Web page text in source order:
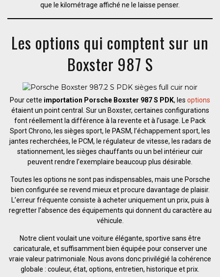
que le kilométrage affiché ne le laisse penser.
Les options qui comptent sur un
Boxster 987 S
Pour cette importation Porsche Boxster 987 S PDK, les options
étaient un point central. Sur un Boxster, certaines configurations
font réellement la différence à la revente et à l’usage. Le Pack
Sport Chrono, les sièges sport, le PASM, l’échappement sport, les
jantes recherchées, le PCM, le régulateur de vitesse, les radars de
stationnement, les sièges chauffants ou un bel intérieur cuir
peuvent rendre l’exemplaire beaucoup plus désirable.
Toutes les options ne sont pas indispensables, mais une Porsche
bien configurée se revend mieux et procure davantage de plaisir.
L’erreur fréquente consiste à acheter uniquement un prix, puis à
regretter l’absence des équipements qui donnent du caractère au
véhicule.
Notre client voulait une voiture élégante, sportive sans être
caricaturale, et suffisamment bien équipée pour conserver une
vraie valeur patrimoniale. Nous avons donc privilégié la cohérence
globale : couleur, état, options, entretien, historique et prix.